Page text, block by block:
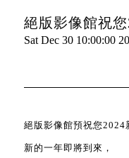
絕版影像館祝
Sat Dec 30 10:00:00
絕版影像館預祝您2024
新的一年即將到來，